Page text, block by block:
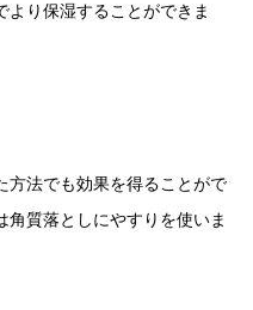
り保湿することができま
方法でも効果を得ることがで
角質落としにやすりを使いま